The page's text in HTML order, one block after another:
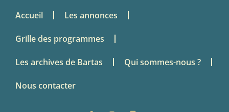
Accueil Les annonces
Grille des programmes
Les archives de Bartas Qui sommes-nous ?
Nous contacter